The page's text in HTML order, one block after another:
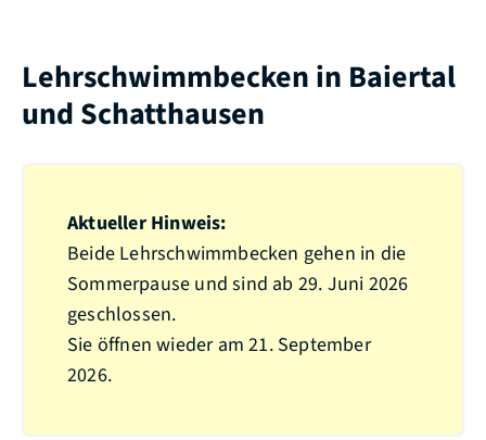
Lehrschwimmbecken in Baiertal
und Schatthausen
Aktueller Hinweis:
Beide Lehrschwimmbecken gehen in die
Sommerpause und sind ab 29. Juni 2026
geschlossen.
Sie öffnen wieder am 21. September
2026.